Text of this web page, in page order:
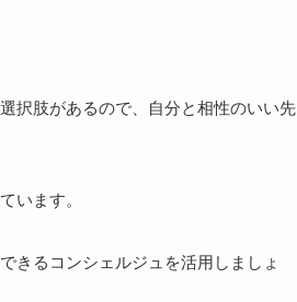
択肢があるので、自分と相性のいい先
います。
きるコンシェルジュを活用しましょ